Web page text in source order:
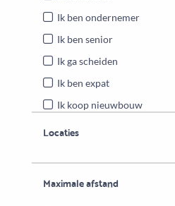
Ik ben ondernemer
Ik ben senior
Ik ga scheiden
Ik ben expat
Ik koop nieuwbouw
Locaties
Maximale afstand